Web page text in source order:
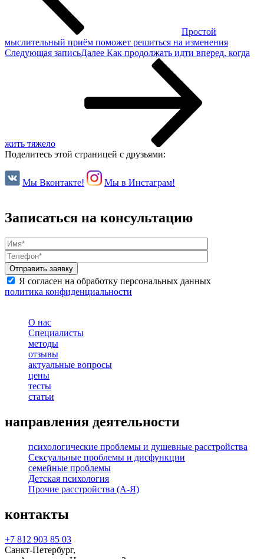
Простой
мыслительный приём поможет решиться на изменения
Следующая записьДалее Как продолжать идти вперед, когда
жить тяжело
Поделитесь этой страницей с друзьями:
Мы Вконтакте! Мы в Инстаграм!
Записаться на консультацию
Я согласен на обработку персональных данных
политика конфиденциальности
О нас
Специалисты
методы
отзывы
актуальные вопросы
цены
тесты
статьи
направления деятельности
психологические проблемы и душевные расстройства
Сексуальные проблемы и дисфункции
семейные проблемы
Детская психология
Прочие расстройства (А-Я)
контакты
+7 812 903 85 03
Санкт-Петербург,